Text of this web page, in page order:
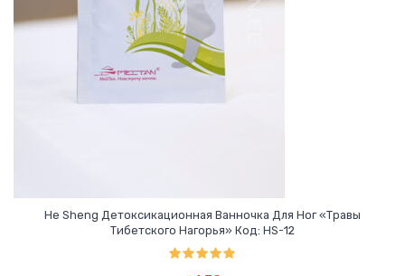
He Sheng Детоксикационная Ванночка Для Ног «Травы
Тибетского Нагорья» Код: HS-12